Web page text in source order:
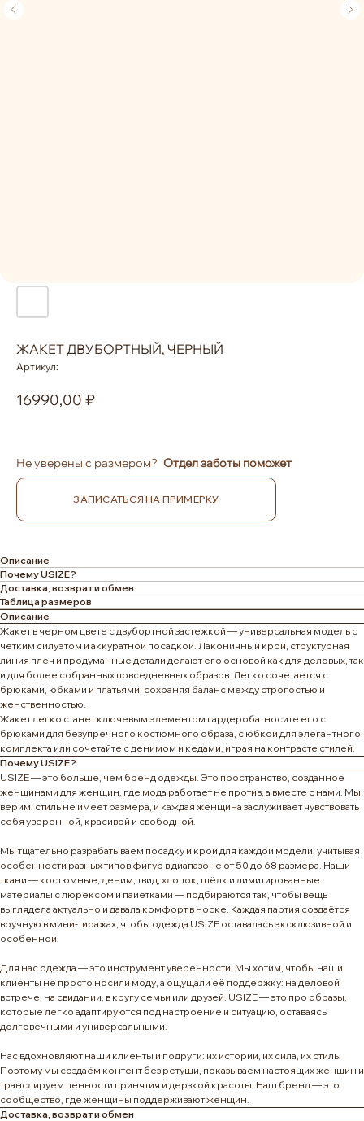
ЖАКЕТ ДВУБОРТНЫЙ, ЧЕРНЫЙ
Артикул:
16990,00
Не уверены с размером? Отдел заботы поможет
ЗАПИСАТЬСЯ НА ПРИМЕРКУ
Описание
Почему USIZE?
Доставка, возврат и обмен
Таблица размеров
Описание
Жакет в черном цвете с двубортной застежкой — универсальная модель с
четким силуэтом и аккуратной посадкой. Лаконичный крой, структурная
линия плеч и продуманные детали делают его основой как для деловых, так
и для более собранных повседневных образов. Легко сочетается с
брюками, юбками и платьями, сохраняя баланс между строгостью и
женственностью.
Жакет легко станет ключевым элементом гардероба: носите его с
брюками для безупречного костюмного образа, с юбкой для элегантного
комплекта или сочетайте с денимом и кедами, играя на контрасте стилей.
Почему USIZE?
USIZE — это больше, чем бренд одежды. Это пространство, созданное
женщинами для женщин, где мода работает не против, а вместе с нами. Мы
верим: стиль не имеет размера, и каждая женщина заслуживает чувствовать
себя уверенной, красивой и свободной.
Мы тщательно разрабатываем посадку и крой для каждой модели, учитывая
особенности разных типов фигур в диапазоне от 50 до 68 размера. Наши
ткани — костюмные, деним, твид, хлопок, шёлк и лимитированные
материалы с люрексом и пайетками — подбираются так, чтобы вещь
выглядела актуально и давала комфорт в носке. Каждая партия создаётся
вручную в мини-тиражах, чтобы одежда USIZE оставалась эксклюзивной и
особенной.
Для нас одежда — это инструмент уверенности. Мы хотим, чтобы наши
клиенты не просто носили моду, а ощущали её поддержку: на деловой
встрече, на свидании, в кругу семьи или друзей. USIZE — это про образы,
которые легко адаптируются под настроение и ситуацию, оставаясь
долговечными и универсальными.
Нас вдохновляют наши клиенты и подруги: их истории, их сила, их стиль.
Поэтому мы создаём контент без ретуши, показываем настоящих женщин и
транслируем ценности принятия и дерзкой красоты. Наш бренд — это
сообщество, где женщины поддерживают женщин.
Доставка, возврат и обмен